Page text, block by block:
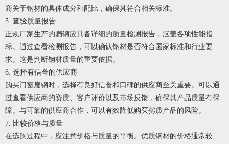
商关于钢材的具体成分和配比，确保其符合相关标准。
5. 查验质量报告
正规厂家生产的扁钢应具备详细的质量检测报告，涵盖各项性能指
标。通过查看检测报告，可以确认钢材是否符合国家标准和行业要
求。这是判断钢材质量的重要依据。
6. 选择有信誉的供应商
购买门窗扁钢时，选择有良好信誉和口碑的供应商至关重要。可以通
过查看供应商的资质、客户评价以及市场反馈，确保其产品质量有保
障。与可靠的供应商合作，可以有效降低购买劣质产品的风险。
7. 比较价格与质量
在选购过程中，应注意价格与质量的平衡。优质钢材的价格通常较